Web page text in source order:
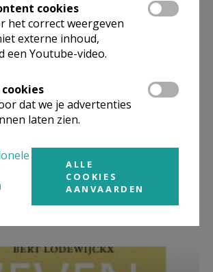
Zorgpastores
cookies
het correct weergeven
externe inhoud,
een Youtube-video.
dat we je advertenties
laten zien.
ALLE
COOKIES
AANVAARDEN